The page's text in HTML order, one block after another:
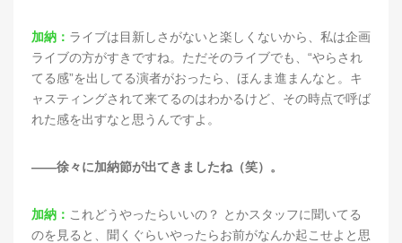
加納： ライブは目新しさがないと楽しくないから、私は企画
ライブの方がすきですね。ただそのライブでも、“やらされ
てる感”を出してる演者がおったら、ほんま進まんなと。キ
ャスティングされて来てるのはわかるけど、その時点で呼ば
れた感を出すなと思うんですよ。
——徐々に加納節が出てきましたね（笑）。
加納： これどうやったらいいの？ とかスタッフに聞いてる
のを見ると、聞くぐらいやったらお前がなんか起こせよと思